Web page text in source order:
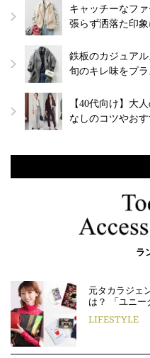
キャッチーなフ
張らず洒落た印象
鉄板のカジュア
旬のキレ味をプラ
【40代向け】大
なしのコツやお
ラ
元タカラジェ
は？ 「ユニ
LIFESTYLE